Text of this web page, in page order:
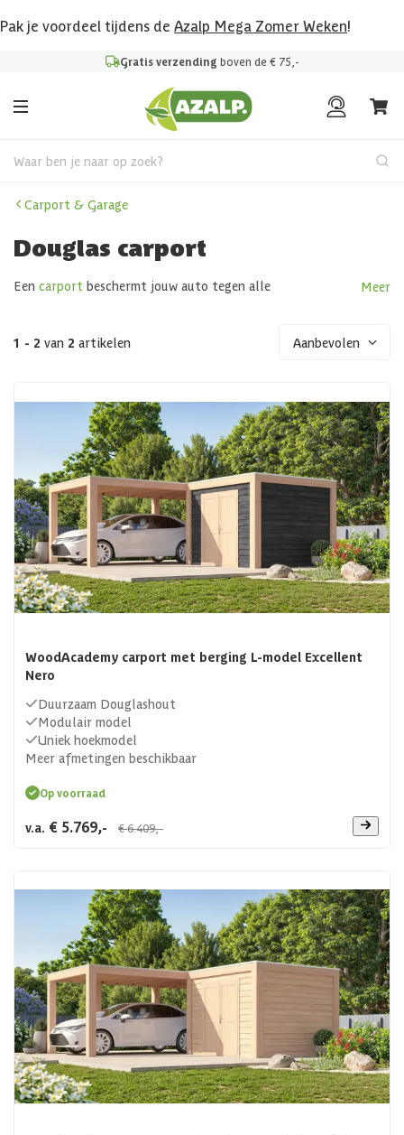
Pak je voordeel tijdens de Azalp Mega Zomer Weken!
Waar ben je naar op zoek?
Carport & Garage
Douglas carport
Een carport beschermt jouw auto tegen alle
Douglas carport. Het maakt niet meer uit of het vriest,
fietsenverzameling of scooter onder de Douglashouten
carport te plaatsen. Een carport van Douglashout is dus
een stoere, functionele toevoeging aan je huis waar jij met
veel plezier gebruik van zult maken. Bij Azalp vind je altijd
het juiste model. Kies uit onze standaard modellen of laat
jouw Douglas carport op maat maken!
Meer
1 - 2 van 2 artikelen Aanbevolen
WoodAcademy carport met berging L-model Excellent
Nero
Duurzaam Douglashout
Modulair model
Uniek hoekmodel
Meer afmetingen beschikbaar
Op voorraad
v.a. € 5.769,- € 6.409,-